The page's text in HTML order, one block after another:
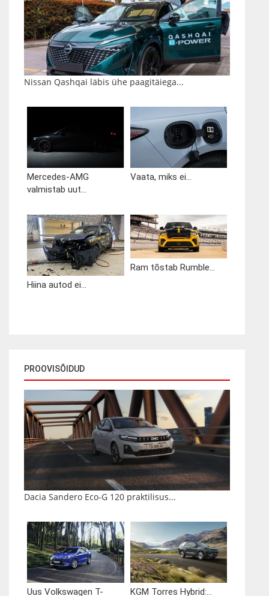
Nissan Qashqai läbis ühe paagitäiega...
Mercedes-AMG
valmistab uut...
Vaata, miks ei...
Hiina autod ei...
Ram tõstab Rumble...
PROOVISÕIDUD
Dacia Sandero Eco-G 120 praktilisus...
Uus Volkswagen T- KGM Torres Hybrid:...